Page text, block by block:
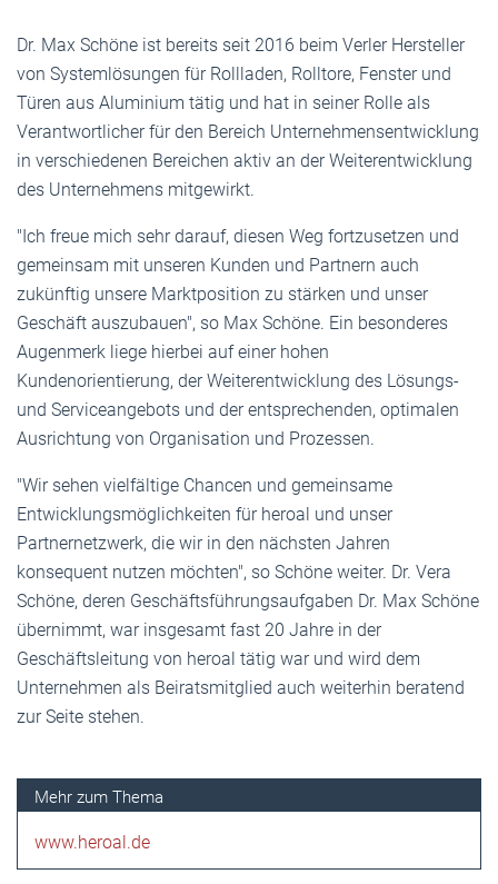
Dr. Max Schöne ist bereits seit 2016 beim Verler Hersteller
von Systemlösungen für Rollladen, Rolltore, Fenster und
Türen aus Aluminium tätig und hat in seiner Rolle als
Verantwortlicher für den Bereich Unternehmensentwicklung
in verschiedenen Bereichen aktiv an der Weiterentwicklung
des Unternehmens mitgewirkt.
"Ich freue mich sehr darauf, diesen Weg fortzusetzen und
gemeinsam mit unseren Kunden und Partnern auch
zukünftig unsere Marktposition zu stärken und unser
Geschäft auszubauen", so Max Schöne. Ein besonderes
Augenmerk liege hierbei auf einer hohen
Kundenorientierung, der Weiterentwicklung des Lösungs-
und Serviceangebots und der entsprechenden, optimalen
Ausrichtung von Organisation und Prozessen.
"Wir sehen vielfältige Chancen und gemeinsame
Entwicklungsmöglichkeiten für heroal und unser
Partnernetzwerk, die wir in den nächsten Jahren
konsequent nutzen möchten", so Schöne weiter. Dr. Vera
Schöne, deren Geschäftsführungsaufgaben Dr. Max Schöne
übernimmt, war insgesamt fast 20 Jahre in der
Geschäftsleitung von heroal tätig war und wird dem
Unternehmen als Beiratsmitglied auch weiterhin beratend
zur Seite stehen.
www.heroal.de